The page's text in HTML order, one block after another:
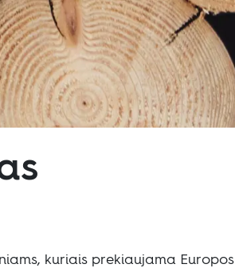
kuriais prekiaujama Europos